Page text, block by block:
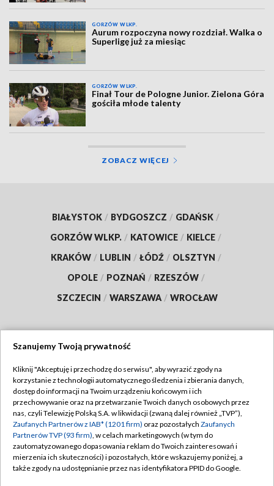
GORZÓW WLKP.
Aurum rozpoczyna nowy rozdział. Walka o
Superligę już za miesiąc
GORZÓW WLKP.
Finał Tour de Pologne Junior. Zielona Góra
gościła młode talenty
ZOBACZ WIĘCEJ
BIAŁYSTOK / BYDGOSZCZ / GDAŃSK /
GORZÓW WLKP. / KATOWICE / KIELCE /
KRAKÓW / LUBLIN / ŁÓDŹ / OLSZTYN /
OPOLE / POZNAŃ / RZESZÓW /
SZCZECIN / WARSZAWA / WROCŁAW
TVP
Abonament TVP
Emisja w TVP
Centrum informacji TVP
Naziemna Telewizja Cyfrowa
Regulamin TVP
Polityka prywatności
Moje zgody
Pomoc
Szanujemy Twoją prywatność
Kliknij "Akceptuję i przechodzę do serwisu", aby wyrazić zgody na
korzystanie z technologii automatycznego śledzenia i zbierania danych,
dostęp do informacji na Twoim urządzeniu końcowym i ich
przechowywanie oraz na przetwarzanie Twoich danych osobowych przez
nas, czyli Telewizję Polską S.A. w likwidacji (zwaną dalej również „TVP”),
Zaufanych Partnerów z IAB* (1201 firm) oraz pozostałych Zaufanych
Partnerów TVP (93 firm), w celach marketingowych (w tym do
zautomatyzowanego dopasowania reklam do Twoich zainteresowań i
mierzenia ich skuteczności) i pozostałych, które wskazujemy poniżej, a
także zgody na udostępnianie przez nas identyfikatora PPID do Google.